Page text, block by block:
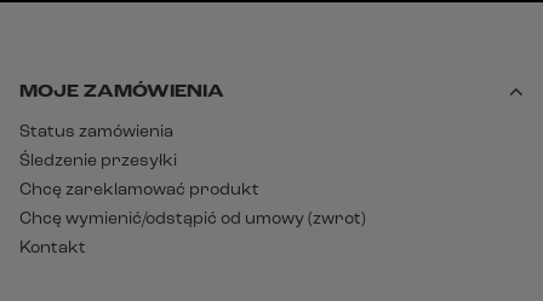
MOJE ZAMÓWIENIA
Status zamówienia
Śledzenie przesyłki
Chcę zareklamować produkt
Chcę wymienić/odstąpić od umowy (zwrot)
Kontakt